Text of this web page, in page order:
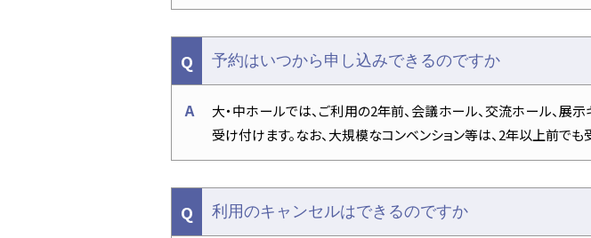
予約はいつから申し込みできるのですか
大・中ホールでは、ご利用の2年前、会議ホール、交流ホール、展
受け付けます。なお、大規模なコンベンション等は、2年以上前でも
利用のキャンセルはできるのですか